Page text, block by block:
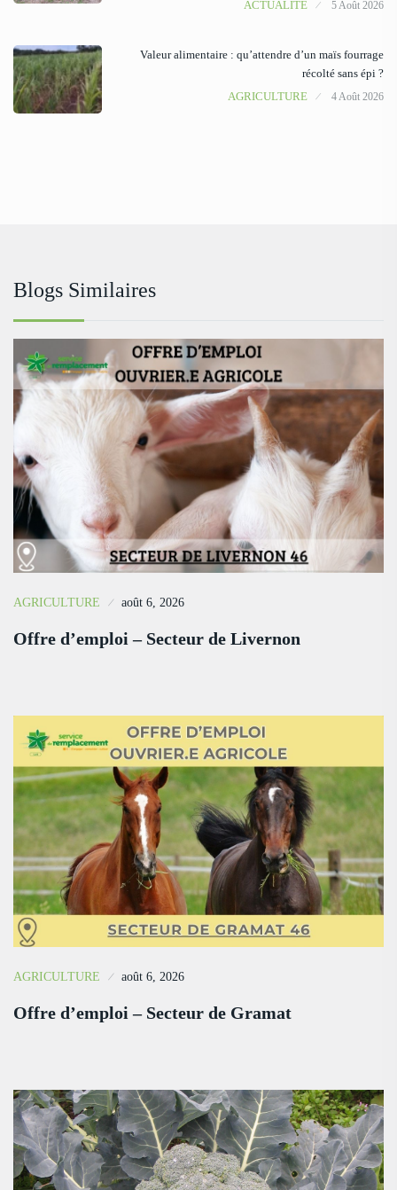
ACTUALITÉ 5 Août 2026
Valeur alimentaire : qu’attendre d’un maïs fourrage
récolté sans épi ?
AGRICULTURE
4 Août 2026
Blogs Similaires
AGRICULTURE août 6, 2026
Offre d’emploi – Secteur de Livernon
AGRICULTURE août 6, 2026
Offre d’emploi – Secteur de Gramat